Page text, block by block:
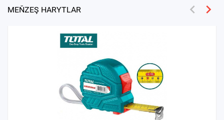
MEŇZEŞ HARYTLAR